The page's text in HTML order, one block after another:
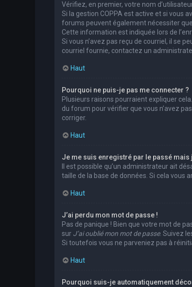
Vérifiez, en premier, votre nom
Si la gestion COPPA est active et si vous
forums peuvent également nécessiter
Cette information est indiquée lors de
Si vous n’avez pas reçu de courriel, il se
courriel fournie, contactez un
Haut
Pourquoi ne puis-je pas me connecter ?
Plusieurs raisons pourraient expliquer
du forum pour vérifier que vous n’avez
corriger.
Haut
Je me suis enregistré par le passé mais
Il est possible qu’un administrateur ait
taille de la base de données. Si cela vous
Haut
J’ai perdu mon mot de passe !
Pas de panique ! Bien que votre mot de
sur J’ai oublié mon mot de passe. Suivez
Si toutefois vous ne parveniez pas à
Haut
Pourquoi suis-je automatiquement